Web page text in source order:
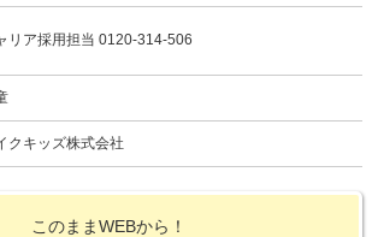
リア採用担当 0120-314-506
クキッズ株式会社
このままWEBから！